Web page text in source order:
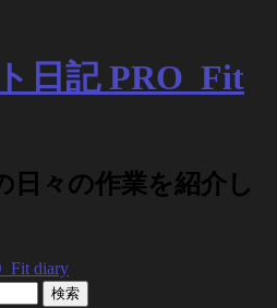
日記 PRO_Fit
日々の作業を紹介し